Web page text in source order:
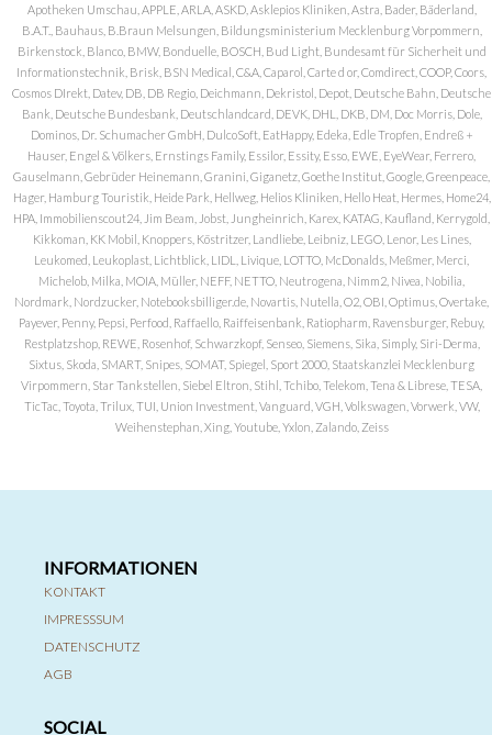
Apotheken Umschau, APPLE, ARLA, ASKD, Asklepios Kliniken, Astra, Bader, Bäderland,
B.A.T., Bauhaus, B.Braun Melsungen, Bildungsministerium Mecklenburg Vorpommern,
Birkenstock, Blanco, BMW, Bonduelle, BOSCH, Bud Light, Bundesamt für Sicherheit und
Informationstechnik, Brisk, BSN Medical, C&A, Caparol, Carte d or, Comdirect, COOP, Coors,
Cosmos DIrekt, Datev, DB, DB Regio, Deichmann, Dekristol, Depot, Deutsche Bahn, Deutsche
Bank, Deutsche Bundesbank, Deutschlandcard, DEVK, DHL, DKB, DM, Doc Morris, Dole,
Dominos, Dr. Schumacher GmbH, DulcoSoft, EatHappy, Edeka, Edle Tropfen, Endreß +
Hauser, Engel & Völkers, Ernstings Family, Essilor, Essity, Esso, EWE, EyeWear, Ferrero,
Gauselmann, Gebrüder Heinemann, Granini, Giganetz, Goethe Institut, Google, Greenpeace,
Hager, Hamburg Touristik, Heide Park, Hellweg, Helios Kliniken, Hello Heat, Hermes, Home24,
HPA, Immobilienscout24, Jim Beam, Jobst, Jungheinrich, Karex, KATAG, Kaufland, Kerrygold,
Kikkoman, KK Mobil, Knoppers, Köstritzer, Landliebe, Leibniz, LEGO, Lenor, Les Lines,
Leukomed, Leukoplast, Lichtblick, LIDL, Livique, LOTTO, McDonalds, Meßmer, Merci,
Michelob, Milka, MOIA, Müller, NEFF, NETTO, Neutrogena, Nimm2, Nivea, Nobilia,
Nordmark, Nordzucker, Notebooksbilliger.de, Novartis, Nutella, O2, OBI, Optimus, Overtake,
Payever, Penny, Pepsi, Perfood, Raffaello, Raiffeisenbank, Ratiopharm, Ravensburger, Rebuy,
Restplatzshop, REWE, Rosenhof, Schwarzkopf, Senseo, Siemens, Sika, Simply, Siri-Derma,
Sixtus, Skoda, SMART, Snipes, SOMAT, Spiegel, Sport 2000, Staatskanzlei Mecklenburg
Virpommern, Star Tankstellen, Siebel Eltron, Stihl, Tchibo, Telekom, Tena & Librese, TESA,
TicTac, Toyota, Trilux, TUI, Union Investment, Vanguard, VGH, Volkswagen, Vorwerk, VW,
Weihenstephan, Xing, Youtube, Yxlon, Zalando, Zeiss
INFORMATIONEN
KONTAKT
IMPRESSSUM
DATENSCHUTZ
AGB
SOCIAL